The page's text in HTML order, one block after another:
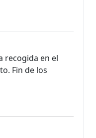
recogida en el
Fin de los